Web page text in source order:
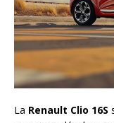
La Renault Clio 16S